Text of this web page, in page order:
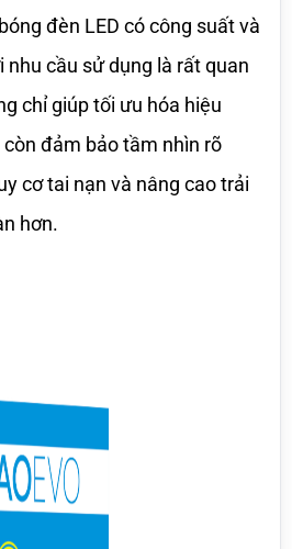
đèn LED có công suất và
nhu cầu sử dụng là rất quan
chỉ giúp tối ưu hóa hiệu
đảm bảo tầm nhìn rõ
cơ tai nạn và nâng cao trải
hơn.